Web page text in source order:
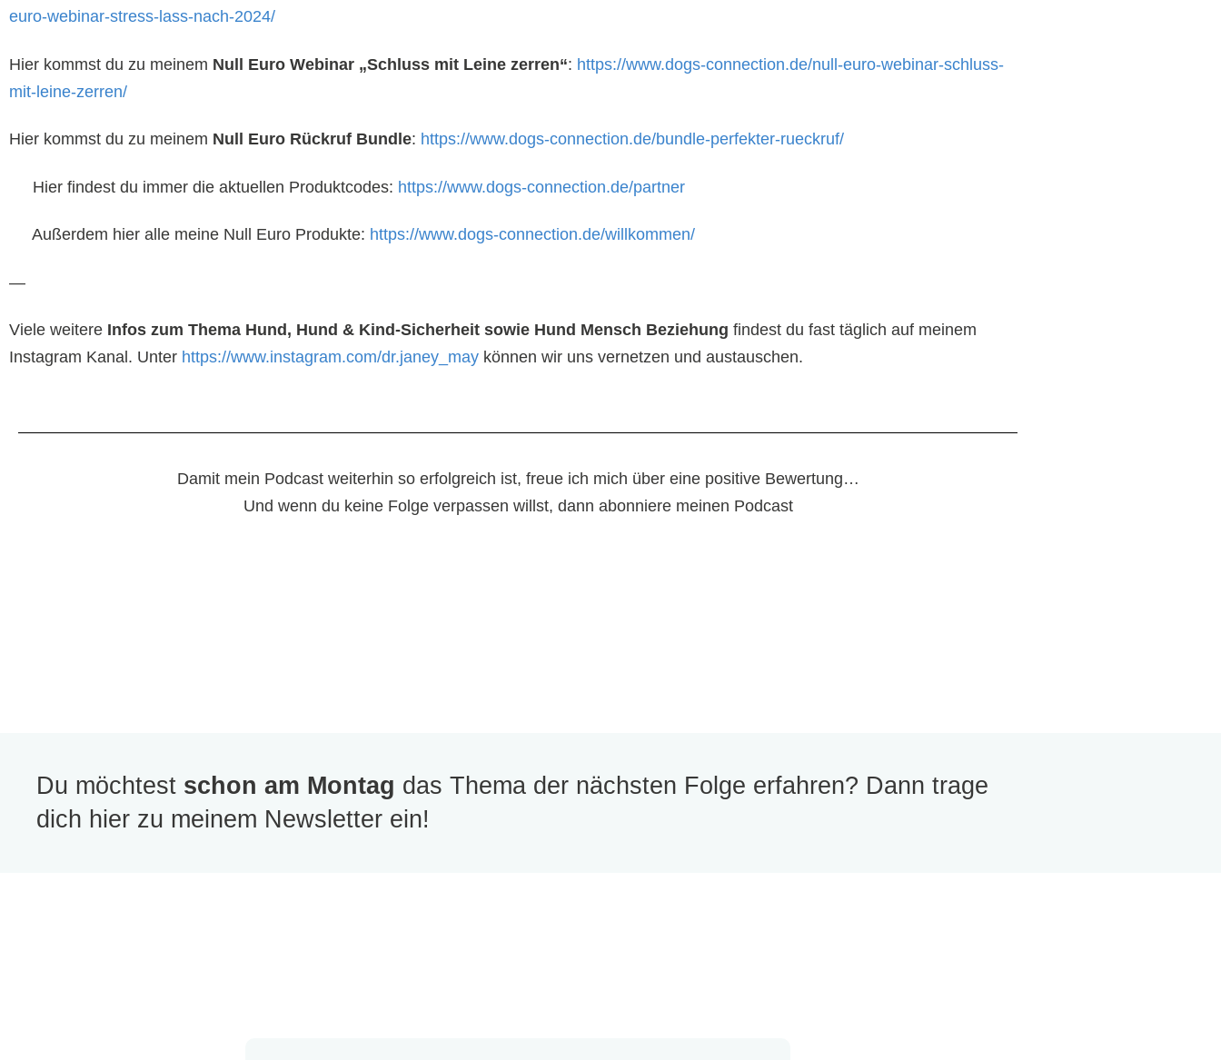
euro-webinar-stress-lass-nach-2024/
Hier kommst du zu meinem Null Euro Webinar „Schluss mit Leine zerren“: https://www.dogs-connection.de/null-euro-webinar-schluss-
mit-leine-zerren/
Hier kommst du zu meinem Null Euro Rückruf Bundle: https://www.dogs-connection.de/bundle-perfekter-rueckruf/
Hier findest du immer die aktuellen Produktcodes: https://www.dogs-connection.de/partner
Außerdem hier alle meine Null Euro Produkte: https://www.dogs-connection.de/willkommen/
—
Viele weitere Infos zum Thema Hund, Hund & Kind-Sicherheit sowie Hund Mensch Beziehung findest du fast täglich auf meinem
Instagram Kanal. Unter https://www.instagram.com/dr.janey_may können wir uns vernetzen und austauschen.
Damit mein Podcast weiterhin so erfolgreich ist, freue ich mich über eine positive Bewertung…
Und wenn du keine Folge verpassen willst, dann abonniere meinen Podcast
Du möchtest schon am Montag das Thema der nächsten Folge erfahren? Dann trage
dich hier zu meinem Newsletter ein!